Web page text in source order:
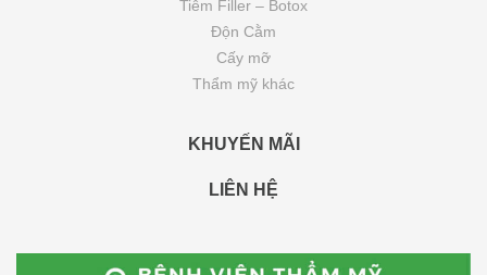
Tiêm Filler – Botox
Độn Cằm
Cấy mỡ
Thẩm mỹ khác
KHUYẾN MÃI
LIÊN HỆ